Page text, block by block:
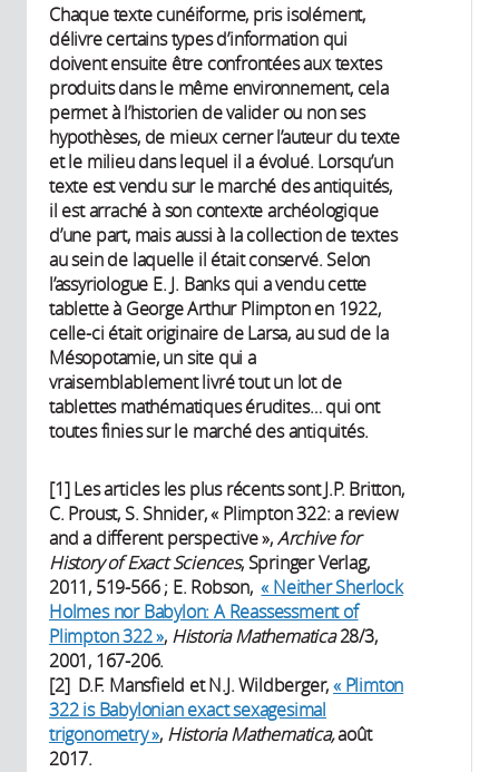
Chaque texte cunéiforme, pris isolément,
délivre certains types d’information qui
doivent ensuite être confrontées aux textes
produits dans le même environnement, cela
permet à l’historien de valider ou non ses
hypothèses, de mieux cerner l’auteur du texte
et le milieu dans lequel il a évolué. Lorsqu’un
texte est vendu sur le marché des antiquités,
il est arraché à son contexte archéologique
d’une part, mais aussi à la collection de textes
au sein de laquelle il était conservé. Selon
l’assyriologue E. J. Banks qui a vendu cette
tablette à George Arthur Plimpton en 1922,
celle-ci était originaire de Larsa, au sud de la
Mésopotamie, un site qui a
vraisemblablement livré tout un lot de
tablettes mathématiques érudites… qui ont
toutes finies sur le marché des antiquités.
[1] Les articles les plus récents sont J.P. Britton,
C. Proust, S. Shnider, « Plimpton 322: a review
and a different perspective »,Archive for
History of Exact Sciences, Springer Verlag,
2011, 519-566 ; E. Robson,« Neither Sherlock
Holmes nor Babylon: A Reassessment of
Plimpton 322 », Historia Mathematica28/3,
2001, 167-206.
[2] D.F. Mansfield et N.J. Wildberger,« Plimton
322 is Babylonian exact sexagesimal
trigonometry », Historia Mathematica,août
2017.